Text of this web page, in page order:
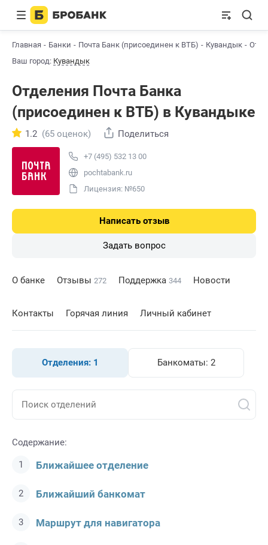
Главная Банки Почта Банк (присоединен к ВТБ) Кувандык
Ваш город: Кувандык
Отделения Почта Банкa
(присоединен к ВТБ) в Кувандыке
+7 (495) 532 13 00
pochtabank.ru
Лицензия: №650
1.2 (65 оценок) Поделиться
Написать отзыв
Задать вопрос
О банке Отзывы 272 Поддержка 344 Новости
Контакты Горячая линия Личный кабинет
Отделения: 1 Банкоматы: 2
Содержание:
Ближайшее отделение
Ближайший банкомат
Маршрут для навигатора